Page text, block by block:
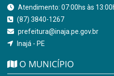
Atendimento: 07:00hs às
(87) 3840-1267
prefeitura@inaja.pe.gov.br
Inajá - PE
O MUNICÍPIO